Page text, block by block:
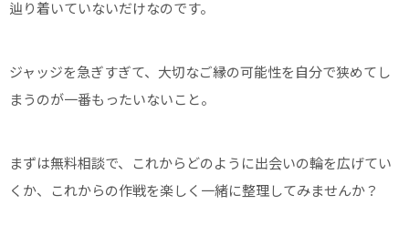
辿り着いていないだけなのです。
ジャッジを急ぎすぎて、大切なご縁の可能性を自分で狭めてし
まうのが一番もったいないこと。
まずは無料相談で、これからどのように出会いの輪を広げてい
くか、これからの作戦を楽しく一緒に整理してみませんか？